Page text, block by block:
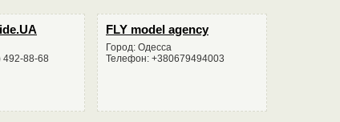
492-88-68
FLY model agency
Город: Одесса
Телефон: +380679494003